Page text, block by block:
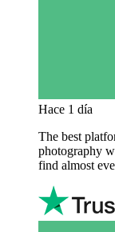
Hace 1 día
The best
photography
find almost